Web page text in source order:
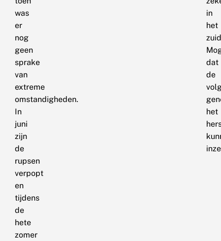
was
er
nog
geen
sprake
van
extreme
omstandigheden.
In
juni
zijn
de
rupsen
verpopt
en
tijdens
de
hete
zomer
in
het
dat
de
het